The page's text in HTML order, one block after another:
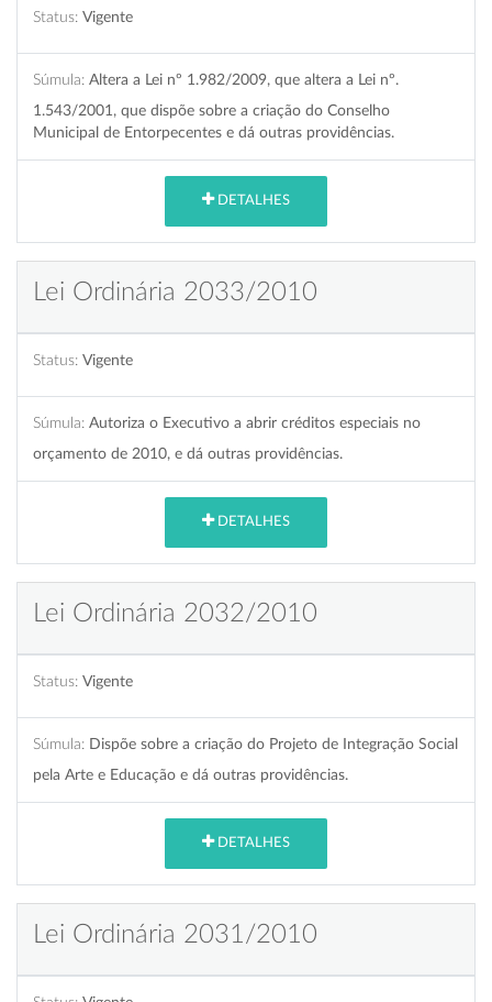
Status: Vigente
Súmula: Altera a Lei nº 1.982/2009, que altera a Lei nº.
1.543/2001, que dispõe sobre a criação do Conselho
Municipal de Entorpecentes e dá outras providências.
DETALHES
Lei Ordinária 2033/2010
Status: Vigente
Súmula: Autoriza o Executivo a abrir créditos especiais no
orçamento de 2010, e dá outras providências.
DETALHES
Lei Ordinária 2032/2010
Status: Vigente
Súmula: Dispõe sobre a criação do Projeto de Integração Social
pela Arte e Educação e dá outras providências.
DETALHES
Lei Ordinária 2031/2010